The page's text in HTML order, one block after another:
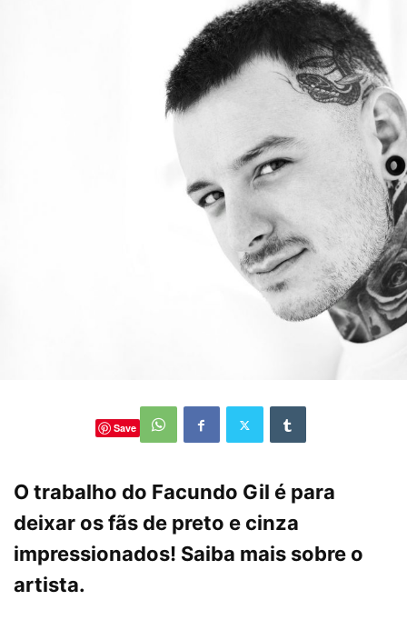
Save
O trabalho do Facundo Gil é para
deixar os fãs de preto e cinza
impressionados! Saiba mais sobre o
artista.